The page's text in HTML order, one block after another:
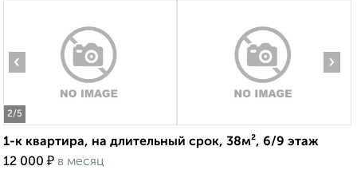
2/5
‹ ›
1-к квартира, на длительный срок, 38м², 6/9 этаж
12 000 ₽ в месяц